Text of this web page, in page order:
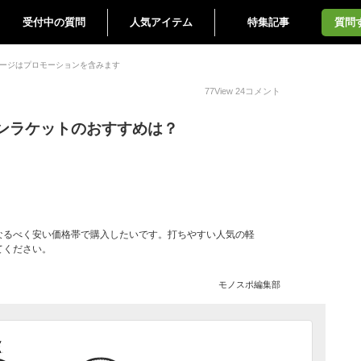
受付中の質問 人気アイテム 特集記事 質問
ジはプロモーションを含みます
77View 24コメント
ラケットのおすすめは？
べく安い価格帯で購入したいです。打ちやすい人気の軽
ださい。
モノスポ編集部